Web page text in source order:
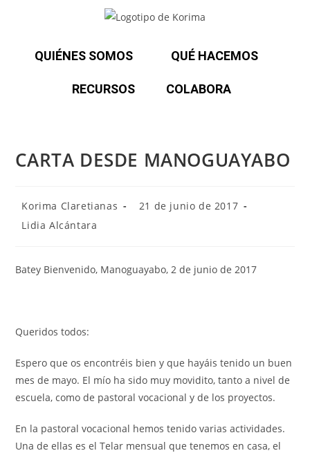
QUIÉNES SOMOS QUÉ HACEMOS
RECURSOS COLABORA
CARTA DESDE MANOGUAYABO
Korima Claretianas
21 de junio de 2017
Lidia Alcántara
Batey Bienvenido, Manoguayabo, 2 de junio de 2017
Queridos todos:
Espero que os encontréis bien y que hayáis tenido un buen
mes de mayo. El mío ha sido muy movidito, tanto a nivel de
escuela, como de pastoral vocacional y de los proyectos.
En la pastoral vocacional hemos tenido varias actividades.
Una de ellas es el Telar mensual que tenemos en casa, el